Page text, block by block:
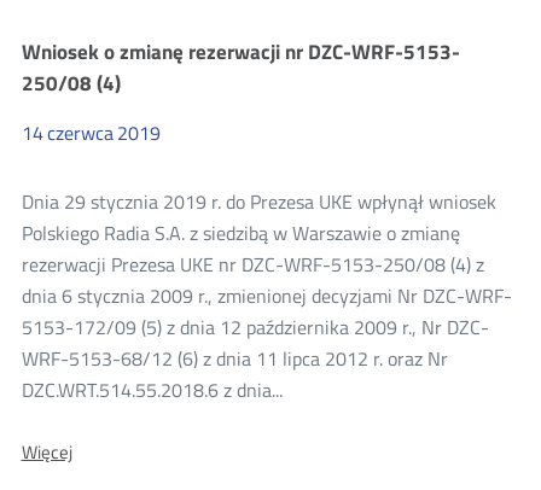
rezerwacji
nr
DZC-
5153-
Wniosek o zmianę rezerwacji nr DZC-WRF-5153-
250/08 (4)
14czerwca2019
Dnia 29 stycznia 2019 r. do Prezesa UKE wpłynął wniosek
Polskiego Radia S.A. z siedzibą w Warszawie o zmianę
rezerwacji Prezesa UKE nr DZC-WRF-5153-250/08 (4) z
dnia 6 stycznia 2009 r., zmienionej decyzjami Nr DZC-WRF-
5153-172/09 (5) z dnia 12 października 2009 r., Nr DZC-
WRF-5153-68/12 (6) z dnia 11 lipca 2012 r. oraz Nr
DZC.WRT.514.55.2018.6 z dnia...
WięcejO: